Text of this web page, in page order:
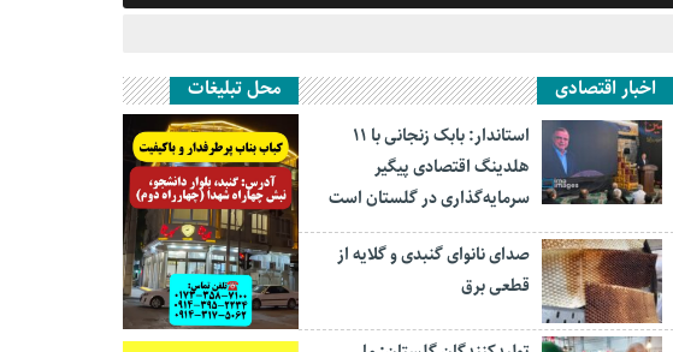
اخبار اقتصادی
استاندار: بابک زنجانی با ۱۱
هلدینگ اقتصادی پیگیر
سرمایه‌گذاری در گلستان است
صدای نانوای گنبدی و گلایه از
قطعی برق
محل تبلیغات